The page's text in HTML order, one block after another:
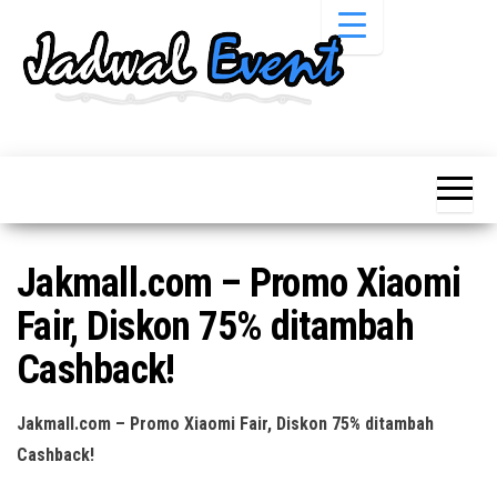
Pameran,
Acara &
Promo
Terbaru
Pameran,
Bazaar,
Workshop,
Job Fair,
Lomba dll.
Jakmall.com – Promo Xiaomi
Fair, Diskon 75% ditambah
Cashback!
Jakmall.com – Promo Xiaomi Fair, Diskon 75% ditambah
Cashback!